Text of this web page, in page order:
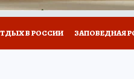
В РОССИИ ЗАПОВЕДНАЯ